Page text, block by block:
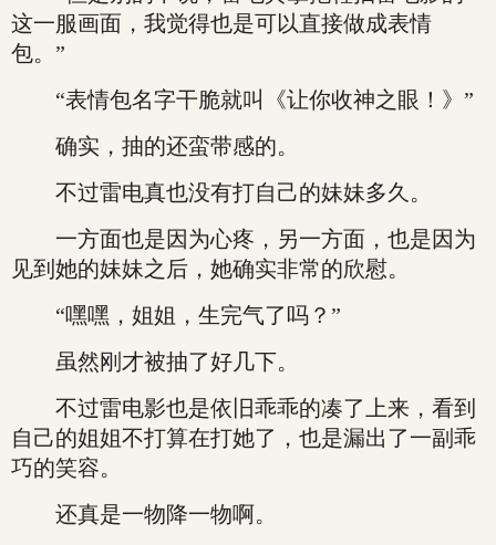
这一服画面，我觉得也是可以直接做成表情
包。”
“表情包名字干脆就叫《让你收神之眼！》”
确实，抽的还蛮带感的。
不过雷电真也没有打自己的妹妹多久。
一方面也是因为心疼，另一方面，也是因为
见到她的妹妹之后，她确实非常的欣慰。
“嘿嘿，姐姐，生完气了吗？”
虽然刚才被抽了好几下。
不过雷电影也是依旧乖乖的凑了上来，看到
自己的姐姐不打算在打她了，也是漏出了一副乖
巧的笑容。
还真是一物降一物啊。